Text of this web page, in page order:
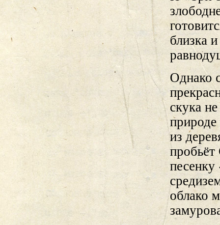
близка
Однако
скука
из
песенку
облако